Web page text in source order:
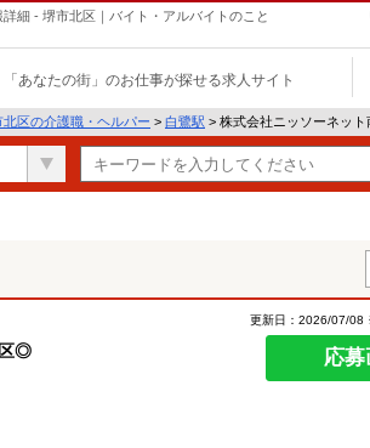
細 - 堺市北区｜バイト・アルバイトのこと
「あなたの街」のお仕事が探せる求人サイト
北区の介護職・ヘルパー > 白鷺駅 > 株式会社ニッソーネッ
区◎
更新日：2026/07/08
応